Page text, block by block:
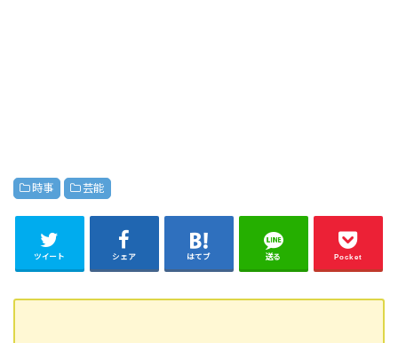
時事 芸能
ツイート シェア はてブ 送る Pocket